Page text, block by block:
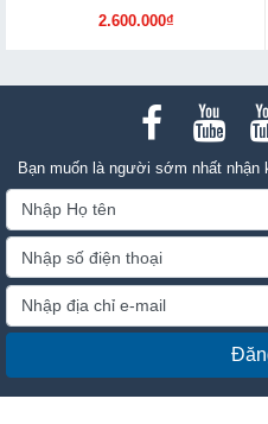
2.600.000₫
Bạn muốn là người sớm nhất nhận